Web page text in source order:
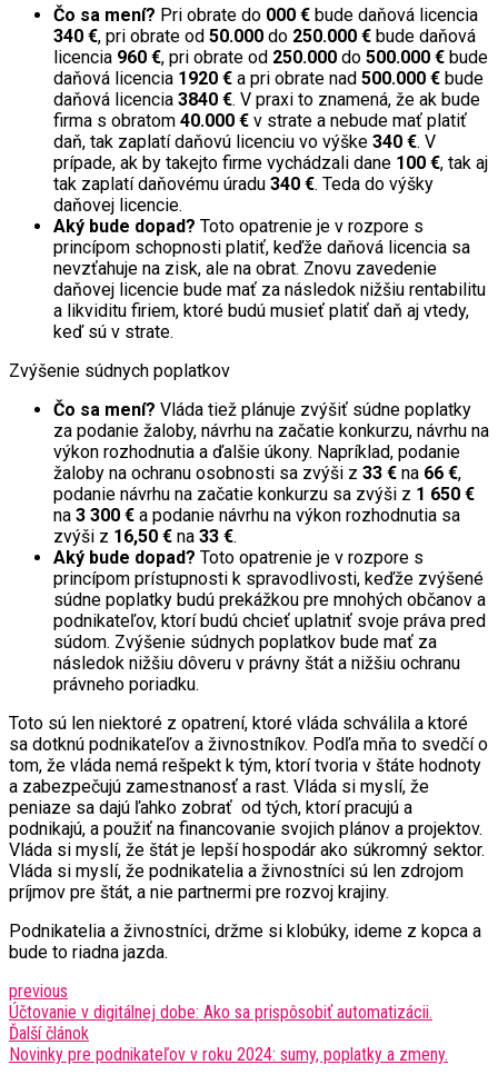
Čo sa mení? Pri obrate do 000 € bude daňová licencia
340 €, pri obrate od 50.000 do 250.000 € bude daňová
licencia 960 €, pri obrate od 250.000 do 500.000 € bude
daňová licencia 1920 € a pri obrate nad 500.000 € bude
daňová licencia 3840 €. V praxi to znamená, že ak bude
firma s obratom 40.000 € v strate a nebude mať platiť
daň, tak zaplatí daňovú licenciu vo výške 340 €. V
prípade, ak by takejto firme vychádzali dane 100 €, tak aj
tak zaplatí daňovému úradu 340 €. Teda do výšky
daňovej licencie.
Aký bude dopad? Toto opatrenie je v rozpore s
princípom schopnosti platiť, keďže daňová licencia sa
nevzťahuje na zisk, ale na obrat. Znovu zavedenie
daňovej licencie bude mať za následok nižšiu rentabilitu
a likviditu firiem, ktoré budú musieť platiť daň aj vtedy,
keď sú v strate.
Zvýšenie súdnych poplatkov
Čo sa mení? Vláda tiež plánuje zvýšiť súdne poplatky
za podanie žaloby, návrhu na začatie konkurzu, návrhu na
výkon rozhodnutia a ďalšie úkony. Napríklad, podanie
žaloby na ochranu osobnosti sa zvýši z 33 € na 66 €,
podanie návrhu na začatie konkurzu sa zvýši z 1 650 €
na 3 300 € a podanie návrhu na výkon rozhodnutia sa
zvýši z 16,50 € na 33 €.
Aký bude dopad? Toto opatrenie je v rozpore s
princípom prístupnosti k spravodlivosti, keďže zvýšené
súdne poplatky budú prekážkou pre mnohých občanov a
podnikateľov, ktorí budú chcieť uplatniť svoje práva pred
súdom. Zvýšenie súdnych poplatkov bude mať za
následok nižšiu dôveru v právny štát a nižšiu ochranu
právneho poriadku.
Toto sú len niektoré z opatrení, ktoré vláda schválila a ktoré
sa dotknú podnikateľov a živnostníkov. Podľa mňa to svedčí o
tom, že vláda nemá rešpekt k tým, ktorí tvoria v štáte hodnoty
a zabezpečujú zamestnanosť a rast. Vláda si myslí, že
peniaze sa dajú ľahko zobrať od tých, ktorí pracujú a
podnikajú, a použiť na financovanie svojich plánov a projektov.
Vláda si myslí, že štát je lepší hospodár ako súkromný sektor.
Vláda si myslí, že podnikatelia a živnostníci sú len zdrojom
príjmov pre štát, a nie partnermi pre rozvoj krajiny.
Podnikatelia a živnostníci, držme si klobúky, ideme z kopca a
bude to riadna jazda.
previous
Účtovanie v digitálnej dobe: Ako sa prispôsobiť automatizácii.
Ďalší článok
Novinky pre podnikateľov v roku 2024: sumy, poplatky a zmeny.